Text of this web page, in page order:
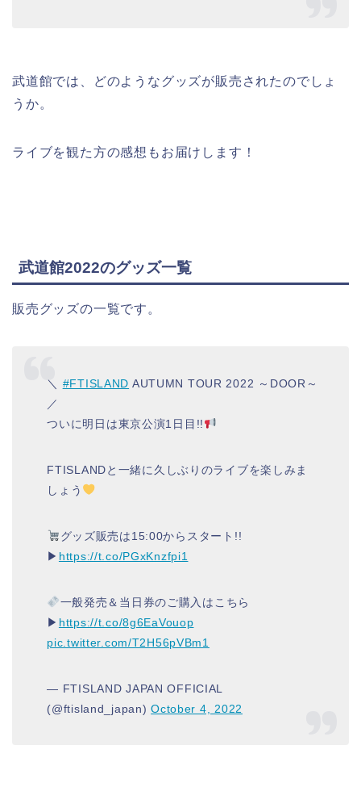
武道館では、どのようなグッズが販売されたのでしょ
うか。
ライブを観た方の感想もお届けします！
武道館2022のグッズ一覧
販売グッズの一覧です。
＼ #FTISLAND AUTUMN TOUR 2022 ～DOOR～
／
ついに明日は東京公演1日目!!
FTISLANDと一緒に久しぶりのライブを楽しみま
しょう
グッズ販売は15:00からスタート!!
▶︎ https://t.co/PGxKnzfpi1
一般発売＆当日券のご購入はこちら
▶︎ https://t.co/8g6EaVouop
pic.twitter.com/T2H56pVBm1
— FTISLAND JAPAN OFFICIAL
(@ftisland_japan)October 4, 2022